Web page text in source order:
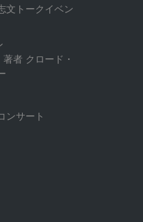
トークイベン
ード・
サート